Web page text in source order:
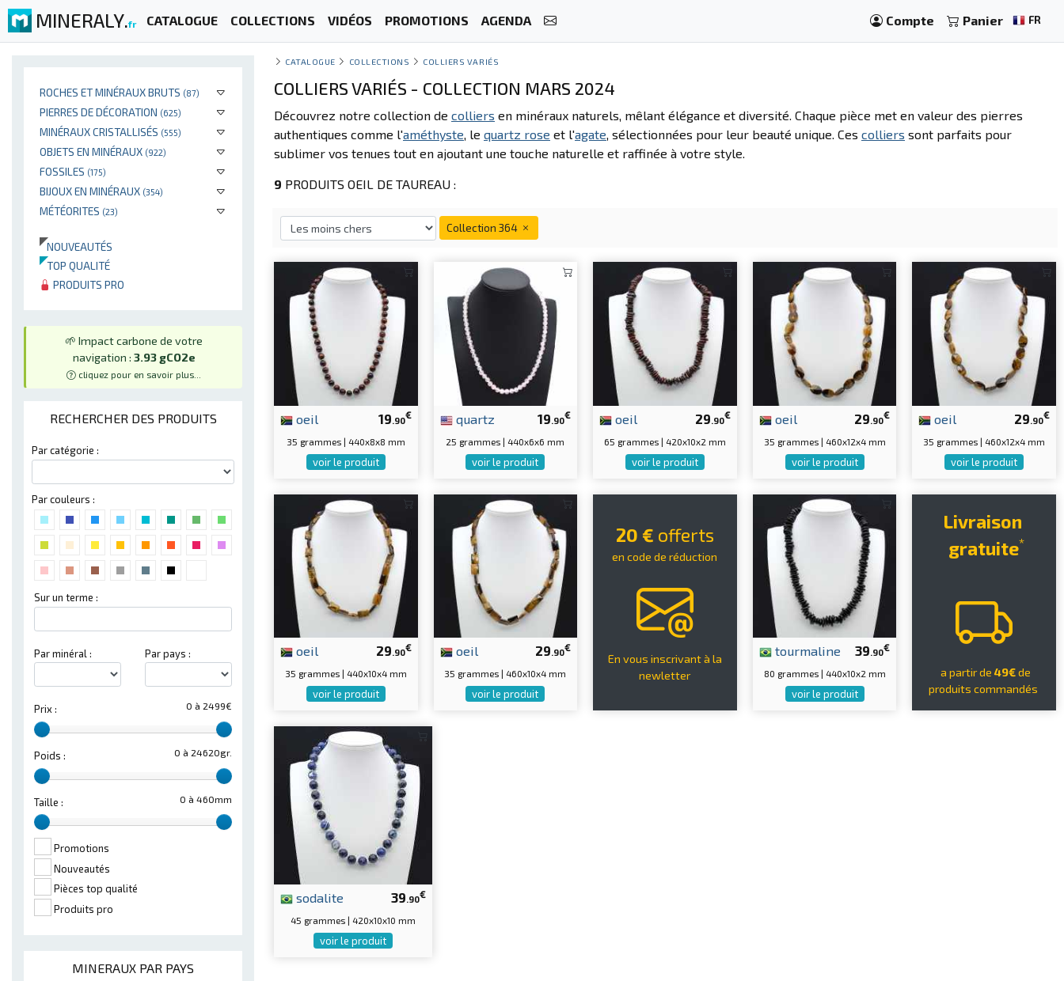
MINERALY.fr CATALOGUE COLLECTIONS VIDÉOS PROMOTIONS AGENDA Compte Panier FR
ROCHES ET MINÉRAUX BRUTS (87)
PIERRES DE DÉCORATION (625)
MINÉRAUX CRISTALLISÉS (555)
OBJETS EN MINÉRAUX (922)
FOSSILES (175)
BIJOUX EN MINÉRAUX (354)
MÉTÉORITES (23)
NOUVEAUTÉS
TOP QUALITÉ
PRODUITS PRO
🌱 Impact carbone de votre
navigation : 3.93 gCO2e
cliquez pour en savoir plus...
RECHERCHER DES PRODUITS
Par catégorie :
Par couleurs :
Sur un terme :
Par minéral : Par pays :
0 à 2499€
Prix :
0 à 24620gr.
Poids :
0 à 460mm
Taille :
Promotions
Nouveautés
Pièces top qualité
Produits pro
MINERAUX PAR PAYS
CATALOGUE COLLECTIONS COLLIERS VARIÉS
COLLIERS VARIÉS - COLLECTION MARS 2024
Découvrez notre collection de colliers en minéraux naturels, mêlant élégance et diversité. Chaque pièce met en valeur des pierres
authentiques comme l'améthyste, le quartz rose et l'agate, sélectionnées pour leur beauté unique. Ces colliers sont parfaits pour
sublimer vos tenues tout en ajoutant une touche naturelle et raffinée à votre style.
9 PRODUITS OEIL DE TAUREAU :
Collection 364
19 .90€
oeil
35 grammes | 440x8x8 mm
voir le produit
19 .90€
quartz
25 grammes | 440x6x6 mm
voir le produit
29 .90€
oeil
65 grammes | 420x10x2 mm
voir le produit
29 .90€
oeil
35 grammes | 460x12x4 mm
voir le produit
29 .90€
oeil
35 grammes | 460x12x4 mm
voir le produit
29.90€
oeil
35 grammes | 440x10x4 mm
voir le produit
29.90€
oeil
35 grammes | 460x10x4 mm
voir le produit
20 € offerts
en code de réduction
En vous inscrivant à la
newletter
39.90€
tourmaline
80 grammes | 440x10x2 mm
voir le produit
Livraison
gratuite*
a partir de 49€de
produits commandés
39.90€
sodalite
45 grammes | 420x10x10 mm
voir le produit